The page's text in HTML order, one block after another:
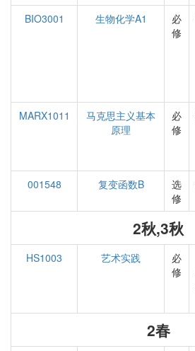
BIO3001
生物化学A1
必
修
MARX1011
马克思主义基本
原理
必
修
001548
复变函数B
选
修
2秋,3秋
HS1003 艺术实践
必
修
2春